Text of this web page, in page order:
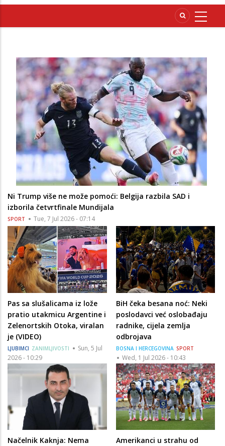
Ni Trump više ne može pomoći: Belgija razbila SAD i
izborila četvrtfinale Mundijala
SPORT Tue, 7 Jul 2026 - 07:14
Pas sa slušalicama iz lože
pratio utakmicu Argentine i
Zelenortskih Otoka, viralan
je (VIDEO)
LJUBIMCI ZANIMLJIVOSTI
Sun, 5 Jul
2026 - 10:29
BiH čeka besana noć: Neki
poslodavci već oslobađaju
radnike, cijela zemlja
odbrojava
BOSNA I HERCEGOVINA SPORT
Wed, 1 Jul 2026 - 10:43
Načelnik Kaknja: Nema
Amerikanci u strahu od